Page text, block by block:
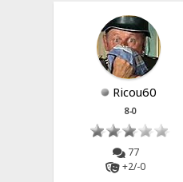
Ricou60
8-0
77
+2/-0